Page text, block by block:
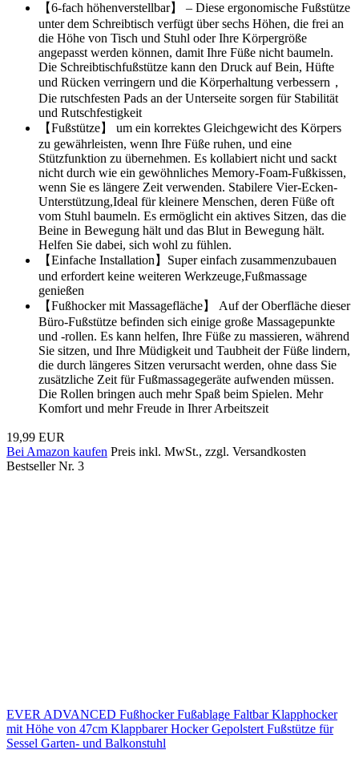
【6-fach höhenverstellbar】 – Diese ergonomische Fußstütze
unter dem Schreibtisch verfügt über sechs Höhen, die frei an
die Höhe von Tisch und Stuhl oder Ihre Körpergröße
angepasst werden können, damit Ihre Füße nicht baumeln.
Die Schreibtischfußstütze kann den Druck auf Bein, Hüfte
und Rücken verringern und die Körperhaltung verbessern，
Die rutschfesten Pads an der Unterseite sorgen für Stabilität
und Rutschfestigkeit
【Fußstütze】 um ein korrektes Gleichgewicht des Körpers
zu gewährleisten, wenn Ihre Füße ruhen, und eine
Stützfunktion zu übernehmen. Es kollabiert nicht und sackt
nicht durch wie ein gewöhnliches Memory-Foam-Fußkissen,
wenn Sie es längere Zeit verwenden. Stabilere Vier-Ecken-
Unterstützung,Ideal für kleinere Menschen, deren Füße oft
vom Stuhl baumeln. Es ermöglicht ein aktives Sitzen, das die
Beine in Bewegung hält und das Blut in Bewegung hält.
Helfen Sie dabei, sich wohl zu fühlen.
【Einfache Installation】Super einfach zusammenzubauen
und erfordert keine weiteren Werkzeuge,Fußmassage
genießen
【Fußhocker mit Massagefläche】 Auf der Oberfläche dieser
Büro-Fußstütze befinden sich einige große Massagepunkte
und -rollen. Es kann helfen, Ihre Füße zu massieren, während
Sie sitzen, und Ihre Müdigkeit und Taubheit der Füße lindern,
die durch längeres Sitzen verursacht werden, ohne dass Sie
zusätzliche Zeit für Fußmassagegeräte aufwenden müssen.
Die Rollen bringen auch mehr Spaß beim Spielen. Mehr
Komfort und mehr Freude in Ihrer Arbeitszeit
19,99 EUR
Bei Amazon kaufen Preis inkl. MwSt., zzgl. Versandkosten
Bestseller Nr. 3
EVER ADVANCED Fußhocker Fußablage Faltbar Klapphocker
mit Höhe von 47cm Klappbarer Hocker Gepolstert Fußstütze für
Sessel Garten- und Balkonstuhl